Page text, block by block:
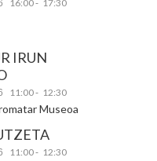
16:00- 17:30
IRUN
11:00- 12:30
Museoa
11:00- 12:30